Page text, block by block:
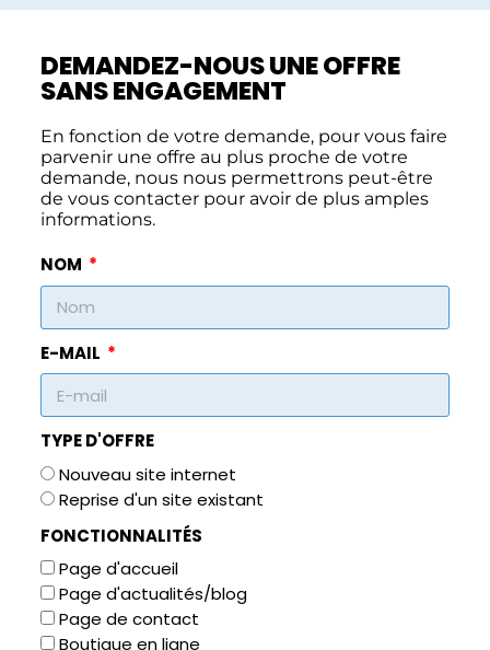
DEMANDEZ-NOUS UNE OFFRE
SANS ENGAGEMENT
En fonction de votre demande, pour vous faire
parvenir une offre au plus proche de votre
demande, nous nous permettrons peut-être
de vous contacter pour avoir de plus amples
informations.
NOM
E-MAIL
TYPE D'OFFRE
Nouveau site internet
Reprise d'un site existant
FONCTIONNALITÉS
Page d'accueil
Page d'actualités/blog
Page de contact
Boutique en ligne